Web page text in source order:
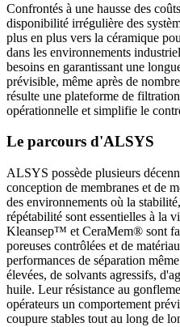
Confrontés à une hausse des
disponibilité irrégulière des
plus en plus vers la céramique
dans les environnements
besoins en garantissant une
prévisible, même après de
résulte une plateforme de
opérationnelle et simplifie le
Le parcours d'ALSYS
ALSYS possède plusieurs
conception de membranes et de
des environnements où la
répétabilité sont essentielles à la
Kleansep™ et CeraMem® sont
poreuses contrôlées et de
performances de séparation
élevées, de solvants agressifs,
huile. Leur résistance au
opérateurs un comportement
coupure stables tout au long de